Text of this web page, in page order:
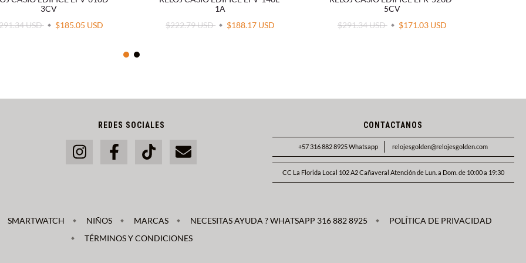
3CV
USD
$185.05 USD
1A
$222.79 USD
$188.17 USD
5CV
$291.34 USD
$171.03 USD
REDES SOCIALES CONTACTANOS
+57 316 882 8925 Whatsapp relojesgolden@relojesgolden.com
CC La Florida Local 102 A2 Cañaveral Atención de Lun. a Dom. de 10:00 a 19:30
SMARTWATCH NIÑOS MARCAS NECESITAS AYUDA ? WHATSAPP 316 882 8925
POLÍTICA DE PRIVACIDAD
TÉRMINOS Y CONDICIONES